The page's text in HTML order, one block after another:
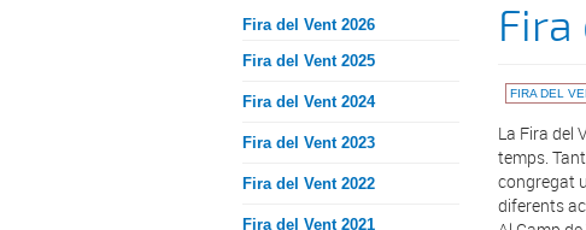
Fira del Vent 2026
Fira del Vent 2025
Fira del Vent 2024
Fira del Vent 2023
Fira del Vent 2022
Fira del Vent 2021
Fira
FIRA DEL
La Fira del
temps.
congregat
diferents